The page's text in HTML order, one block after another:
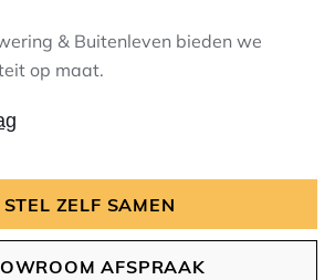
& Buitenleven bieden we
op maat.
STEL ZELF SAMEN
AFSPRAAK